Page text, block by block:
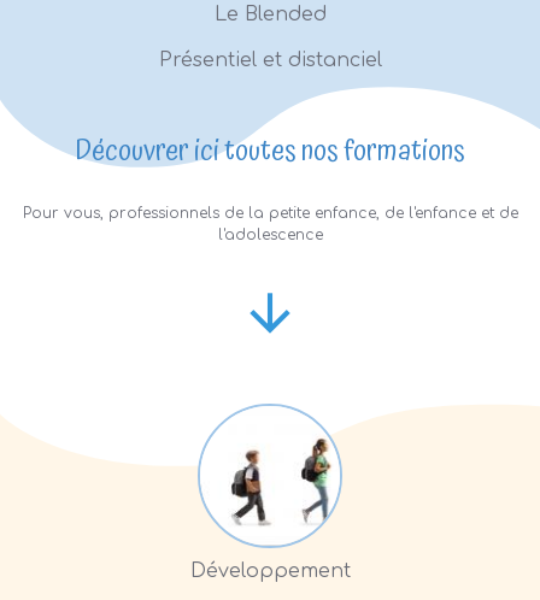
Le Blended
Présentiel et distanciel
Découvrer ici toutes nos formations
Pour vous, professionnels de la petite enfance, de l'enfance et de
l'adolescence
Développement